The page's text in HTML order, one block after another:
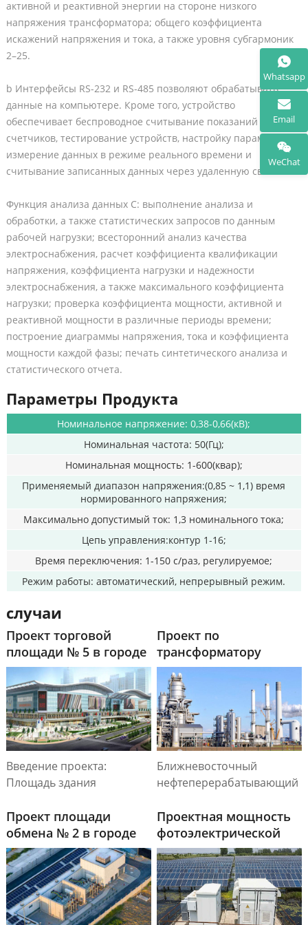
активной и реактивной энергии на стороне низкого
напряжения трансформатора; общего коэффициента
искажений напряжения и тока, а также уровня субгармоник
2–25.
b Интерфейсы RS-232 и RS-485 позволяют обрабатывать
данные на компьютере. Кроме того, устройство
обеспечивает беспроводное считывание показаний
счетчиков, тестирование устройств, настройку параметров,
измерение данных в режиме реального времени и
считывание записанных данных через удаленную связь.
Функция анализа данных C: выполнение анализа и
обработки, а также статистических запросов по данным
рабочей нагрузки; всесторонний анализ качества
электроснабжения, расчет коэффициента квалификации
напряжения, коэффициента нагрузки и надежности
электроснабжения, а также максимального коэффициента
нагрузки; проверка коэффициента мощности, активной и
реактивной мощности в различные периоды времени;
построение диаграммы напряжения, тока и коэффициента
мощности каждой фазы; печать синтетического анализа и
статистического отчета.
Параметры Продукта
Номинальное напряжение: 0,38-0,66(кВ);
Номинальная частота: 50(Гц);
Номинальная мощность: 1-600(квар);
Применяемый диапазон напряжения:(0,85 ~ 1,1) время
нормированного напряжения;
Максимально допустимый ток: 1,3 номинального тока;
Цепь управления:контур 1-16;
Время переключения: 1-150 с/раз, регулируемое;
Режим работы: автоматический, непрерывный режим.
случаи
Проект торговой
площади № 5 в городе
Хуанань
Введение проекта:
Площадь здания
квадратных метров, с
установленной
мощностью
трансформатора 2×2000
кВА +2×2500 кВА +1×1250
кВА, и высоковольтной
нагрузкой двигателя 2206
Проект по
трансформатору
завода на Ближнем
Востоке
Ближневосточный
нефтеперерабатывающий
0,4 кВ Масляный
трансформатор.
Проект площади
обмена № 2 в городе
Хуанань
Проектная мощность
фотоэлектрической
станции «Пик Ючжоу»
Whatsapp
Email
WeChat